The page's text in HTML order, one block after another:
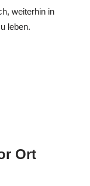
weiterhin in
leben.
Ort